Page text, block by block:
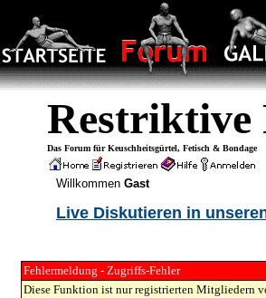
Restriktive
Das Forum für Keuschheitsgürtel, Fetisch & Bondage
Willkommen Gast
Live Diskutieren in
Fehlermeldung - Zugriffs-Fehler
Diese Funktion ist nur registrierten Mitgliedern